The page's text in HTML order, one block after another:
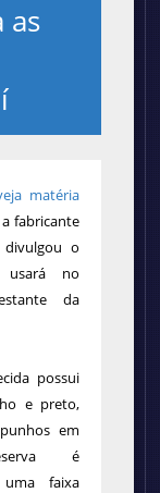
as
matéria
fabricante
divulgou o
usará no
da
possui
e preto,
em
é
uma faixa